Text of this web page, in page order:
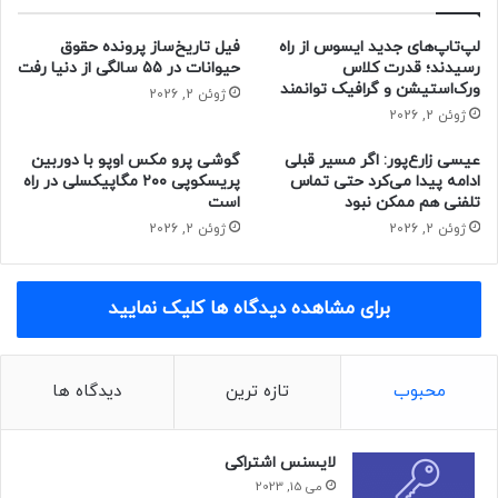
سازگار است. بر‌اساس گفته‌ی موتورولا، ردیاب هوشمند این شرکت
را می‌توان با اکثر لوازم جانبی متفرقه‌ای که هم‌اکنون در بازار
موجود هستند، استفاده کرد.
مقاله‌های مرتبط
موتو تگ از ۲ آگوست ۲۰۲۴ (۱۲ مرداد ۱۴۰۳) روانه‌ی بازار می‌شود.
بسته‌‌ای شامل چهار دستگاه موتو تگ با قیمت ۹۹ دلار فروخته
می‌شود و قیمت هر موتو تگ به‌تنهایی ۲۹ دلار است.
منبع : زومیت
لپ‌تاپ‌های جدید ایسوس از راه
رسیدند؛ قدرت کلاس
ورک‌استیشن و گرافیک توانمند
ژوئن 2, 2026
فیل تاریخ‌ساز پرونده حقوق
حیوانات در ۵۵ سالگی از دنیا رفت
ژوئن 2, 2026
عیسی زارع‌پور: اگر مسیر قبلی
ادامه پیدا می‌کرد حتی تماس
تلفنی هم ممکن نبود
ژوئن 2, 2026
گوشی پرو مکس اوپو با دوربین
پریسکوپی ۲۰۰ مگاپیکسلی در راه
است
ژوئن 2, 2026
برای مشاهده دیدگاه ها کلیک نمایید
محبوب تازه ترین دیدگاه ها
لایسنس اشتراکی
می 15, 2023